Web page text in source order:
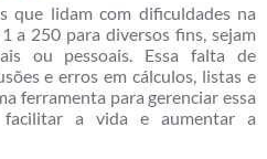
que lidam com dificuldades na
a 250 para diversos fins, sejam
ou pessoais. Essa falta de
e erros em cálculos, listas e
ferramenta para gerenciar essa
facilitar a vida e aumentar a